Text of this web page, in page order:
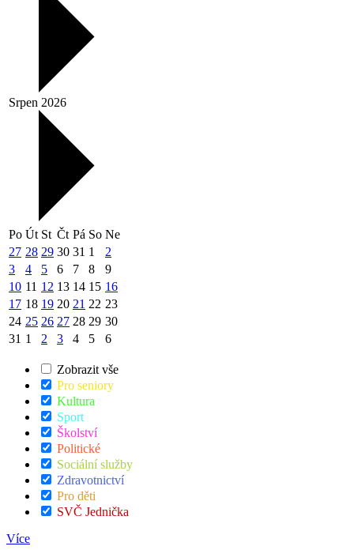
Srpen 2026
Po Út St Čt Pá So Ne
27 28 29 30 31 1
2
3
4 5 6 7 8
9
10 11 12 13 14 15 16
17 18 19 20 21 22 23
24 25 26 27 28 29 30
31 1 2 3 4 5 6
Zobrazit vše
Pro seniory
Kultura
Sport
Školství
Politické
Sociální služby
Zdravotnictví
Pro děti
SVČ Jednička
Více